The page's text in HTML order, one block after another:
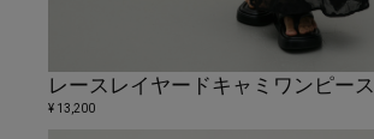
レースレイヤードキャミワンピース
¥ 13,200